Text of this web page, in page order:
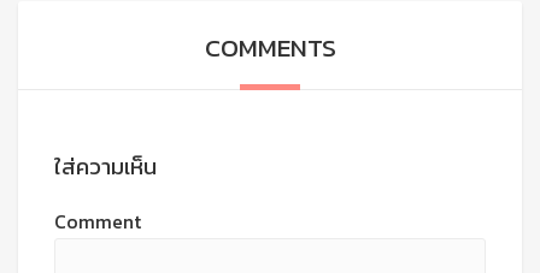
COMMENTS
ใส่ความเห็น
Comment